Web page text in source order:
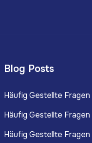
Blog Posts
Häufig Gestellte
Häufig Gestellte Fragen
Häufig Gestellte